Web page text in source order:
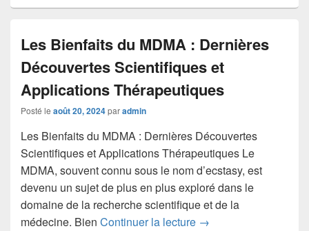
Les Bienfaits du MDMA : Dernières
Découvertes Scientifiques et
Applications Thérapeutiques
Posté le août 20, 2024paradmin
Les Bienfaits du MDMA : Dernières Découvertes
Scientifiques et Applications Thérapeutiques Le
MDMA, souvent connu sous le nom d’ecstasy, est
devenu un sujet de plus en plus exploré dans le
domaine de la recherche scientifique et de la
médecine. Bien Continuer la lecture Les Bienfaits du
→